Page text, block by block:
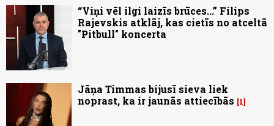
“Viņi vēl ilgi laizīs brūces...” Filips
Rajevskis atklāj, kas cietīs no atceltā
"Pitbull" koncerta
Jāņa Timmas bijusī sieva liek
noprast, ka ir jaunās attiecībās
1